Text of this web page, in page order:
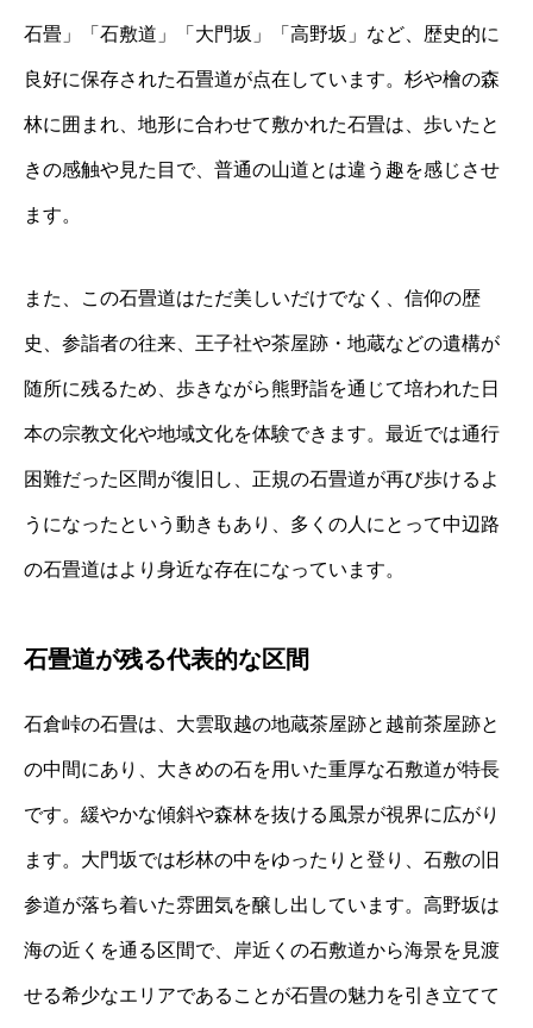
石畳」「石敷道」「大門坂」「高野坂」など、歴史的に
良好に保存された石畳道が点在しています。杉や檜の森
林に囲まれ、地形に合わせて敷かれた石畳は、歩いたと
きの感触や見た目で、普通の山道とは違う趣を感じさせ
ます。
また、この石畳道はただ美しいだけでなく、信仰の歴
史、参詣者の往来、王子社や茶屋跡・地蔵などの遺構が
随所に残るため、歩きながら熊野詣を通じて培われた日
本の宗教文化や地域文化を体験できます。最近では通行
困難だった区間が復旧し、正規の石畳道が再び歩けるよ
うになったという動きもあり、多くの人にとって中辺路
の石畳道はより身近な存在になっています。
石畳道が残る代表的な区間
石倉峠の石畳は、大雲取越の地蔵茶屋跡と越前茶屋跡と
の中間にあり、大きめの石を用いた重厚な石敷道が特長
です。緩やかな傾斜や森林を抜ける風景が視界に広がり
ます。大門坂では杉林の中をゆったりと登り、石敷の旧
参道が落ち着いた雰囲気を醸し出しています。高野坂は
海の近くを通る区間で、岸近くの石敷道から海景を見渡
せる希少なエリアであることが石畳の魅力を引き立てて